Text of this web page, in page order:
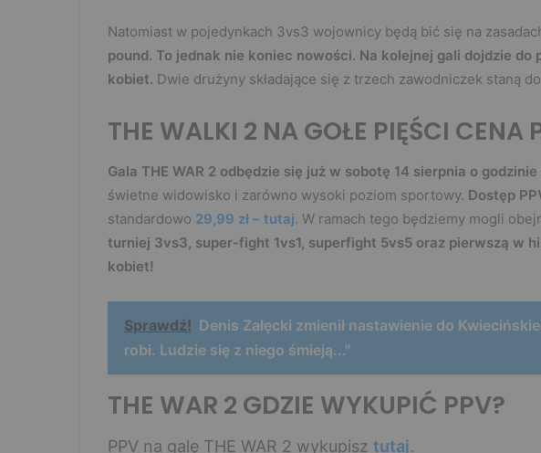
Natomiast w pojedynkach 3vs3 wojownicy będą bić się na
pound. To jednak nie koniec nowości. Na kolejnej gali dojdzie
kobiet. Dwie drużyny składające się z trzech zawodniczek staną
THE WALKI 2 NA GOŁE PIĘŚCI CENA
Gala THE WAR 2 odbędzie się już w sobotę 14 sierpnia o
świetne widowisko i zarówno wysoki poziom sportowy. Dostęp
standardowo 29,99 zł – tutaj. W ramach tego będziemy mogli
turniej 3vs3, super-fight 1vs1, superfight 5vs5 oraz pierwszą w
kobiet!
Sprawdź! Denis Załęcki zmienił nastawienie do
robi. Ludzie się z niego śmieją..."
THE WAR 2 GDZIE WYKUPIĆ PPV?
PPV na galę THE WAR 2 wykupisz tutaj.